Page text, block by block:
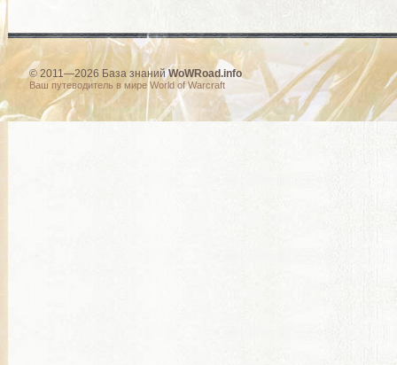
© 2011—2026 База знанийWoWRoad.info
Ваш путеводитель в мире World of Warcraft